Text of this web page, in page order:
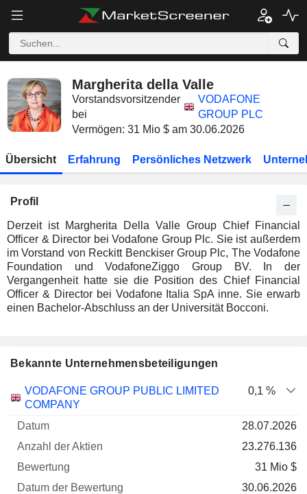
Margherita della Valle
Vorstandsvorsitzender
bei
VODAFONE
GROUP PLC
Vermögen: 31 Mio $ am 30.06.2026
Übersicht Erfahrung Persönliches Netzwerk
Profil
Derzeit ist Margherita Della Valle Group Chief Financial
Officer & Director bei Vodafone Group Plc. Sie ist außerdem
im Vorstand von Reckitt Benckiser Group Plc, The Vodafone
Foundation und VodafoneZiggo Group BV. In der
Vergangenheit hatte sie die Position des Chief Financial
Officer & Director bei Vodafone Italia SpA inne. Sie erwarb
einen Bachelor-Abschluss an der Universität Bocconi.
Bekannte Unternehmensbeteiligungen
Anzahl
VODAFONE GROUP PUBLIC LIMITED
COMPANY
0,1 %
28.07.2026
23.276.136
31 Mio $
30.06.2026